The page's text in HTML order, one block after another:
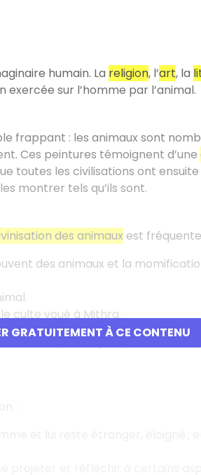
GRATUITEMENT À CE CONTENU
humain. La religion, l’art, la
sur l’homme par l’animal.
frappant : les animaux sont
Ces peintures témoignent d’une
toutes les civilisations ont
montrer tels qu’ils sont.
des animaux est
des animaux et la
culte voué à Mithra.
valeur symbolique qui en fait